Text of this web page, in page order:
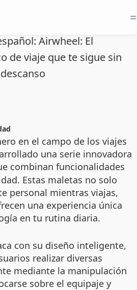
=
Airwheel: El
de viaje que te sigue sin
descanso
en el campo de los viajes
una serie innovadora
combinan funcionalidades
Estas maletas no solo
personal mientras viajas,
una experiencia única
en tu rutina diaria.
con su diseño inteligente,
realizar diversas
mediante la manipulación
sobre el equipaje y